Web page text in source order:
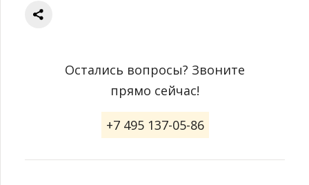
Остались вопросы? Звоните
прямо сейчас!
+7 495 137-05-86